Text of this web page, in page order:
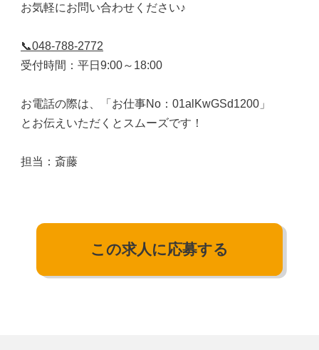
お気軽にお問い合わせください♪
📞048-788-2772
受付時間：平日9:00～18:00
お電話の際は、「お仕事No：01alKwGSd1200」
とお伝えいただくとスムーズです！
担当：斎藤
この求人に応募する